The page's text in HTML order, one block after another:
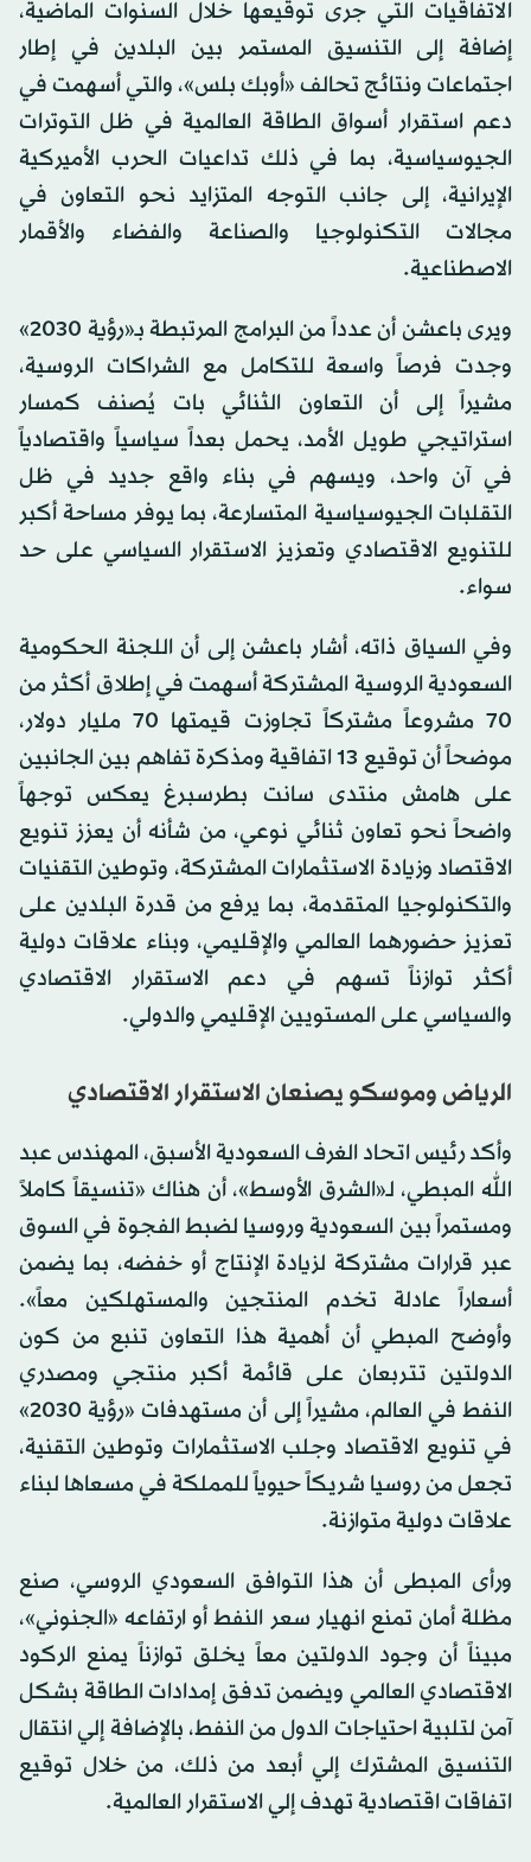
الاتفاقيات التي جرى توقيعها خلال السنوات الماضية،
إضافة إلى التنسيق المستمر بين البلدين في إطار
اجتماعات ونتائج تحالف «أوبك بلس»، والتي أسهمت في
دعم استقرار أسواق الطاقة العالمية في ظل التوترات
الجيوسياسية، بما في ذلك تداعيات الحرب الأميركية
الإيرانية، إلى جانب التوجه المتزايد نحو التعاون في
مجالات التكنولوجيا والصناعة والفضاء والأقمار
الاصطناعية.
ويرى باعشن أن عدداً من البرامج المرتبطة بـ«رؤية 2030»
وجدت فرصاً واسعة للتكامل مع الشراكات الروسية،
مشيراً إلى أن التعاون الثنائي بات يُصنف كمسار
استراتيجي طويل الأمد، يحمل بعداً سياسياً واقتصادياً
في آن واحد، ويسهم في بناء واقع جديد في ظل
التقلبات الجيوسياسية المتسارعة، بما يوفر مساحة أكبر
للتنويع الاقتصادي وتعزيز الاستقرار السياسي على حد
سواء.
وفي السياق ذاته، أشار باعشن إلى أن اللجنة الحكومية
السعودية الروسية المشتركة أسهمت في إطلاق أكثر من
70 مشروعاً مشتركاً تجاوزت قيمتها 70 مليار دولار،
موضحاً أن توقيع 13 اتفاقية ومذكرة تفاهم بين الجانبين
على هامش منتدى سانت بطرسبرغ يعكس توجهاً
واضحاً نحو تعاون ثنائي نوعي، من شأنه أن يعزز تنويع
الاقتصاد وزيادة الاستثمارات المشتركة، وتوطين التقنيات
والتكنولوجيا المتقدمة، بما يرفع من قدرة البلدين على
تعزيز حضورهما العالمي والإقليمي، وبناء علاقات دولية
أكثر توازناً تسهم في دعم الاستقرار الاقتصادي
والسياسي على المستويين الإقليمي والدولي.
الرياض وموسكو يصنعان الاستقرار الاقتصادي
وأكد رئيس اتحاد الغرف السعودية الأسبق، المهندس عبد
الله المبطي، لـ«الشرق الأوسط»، أن هناك «تنسيقاً كاملاً
ومستمراً بين السعودية وروسيا لضبط الفجوة في السوق
عبر قرارات مشتركة لزيادة الإنتاج أو خفضه، بما يضمن
أسعاراً عادلة تخدم المنتجين والمستهلكين معاً».
وأوضح المبطي أن أهمية هذا التعاون تنبع من كون
الدولتين تتربعان على قائمة أكبر منتجي ومصدري
النفط في العالم، مشيراً إلى أن مستهدفات «رؤية 2030»
في تنويع الاقتصاد وجلب الاستثمارات وتوطين التقنية،
تجعل من روسيا شريكاً حيوياً للمملكة في مسعاها لبناء
علاقات دولية متوازنة.
ورأى المبطى أن هذا التوافق السعودي الروسي، صنع
مظلة أمان تمنع انهيار سعر النفط أو ارتفاعه «الجنوني»،
مبيناً أن وجود الدولتين معاً يخلق توازناً يمنع الركود
الاقتصادي العالمي ويضمن تدفق إمدادات الطاقة بشكل
آمن لتلبية احتياجات الدول من النفط، بالإضافة إلي انتقال
التنسيق المشترك إلي أبعد من ذلك، من خلال توقيع
اتفاقات اقتصادية تهدف إلي الاستقرار العالمية.